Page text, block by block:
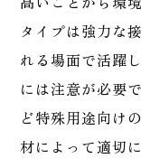
タイプは強力な
れる場面で活躍
には注意が必要
ど特殊用途向け
材によって適切